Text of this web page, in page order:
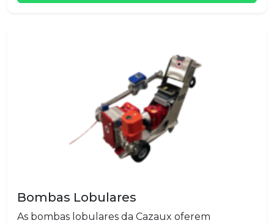
Bombas Lobulares
As bombas lobulares da Cazaux oferem